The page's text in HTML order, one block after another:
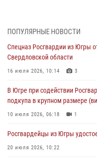
Военнослужащие Росгвардии
направлении
Офицеры Росгвардии и
память генерала армии Ивана
В Югре при силовой
ПОПУЛЯРНЫЕ НОВОСТИ
Спецназ Росгвардии из Югры
Свердловской области
16 июля 2026, 10:14 3
В Югре при содействии
подкупа в крупном размере
10 июля 2026, 06:18 1
Росгвардейцы из Югры
20 июля 2026, 10:22